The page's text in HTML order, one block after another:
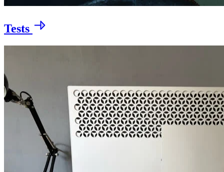
Tests